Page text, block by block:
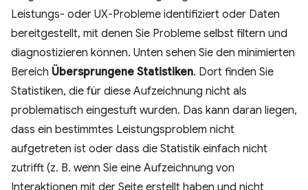
Leistungs- oder UX-Probleme identifiziert oder Daten
bereitgestellt, mit denen Sie Probleme selbst filtern und
diagnostizieren können. Unten sehen Sie den minimierten
Bereich Übersprungene Statistiken. Dort finden Sie
Statistiken, die für diese Aufzeichnung nicht als
problematisch eingestuft wurden. Das kann daran liegen,
dass ein bestimmtes Leistungsproblem nicht
aufgetreten ist oder dass die Statistik einfach nicht
zutrifft (z. B. wenn Sie eine Aufzeichnung von
Interaktionen mit der Seite erstellt haben und nicht